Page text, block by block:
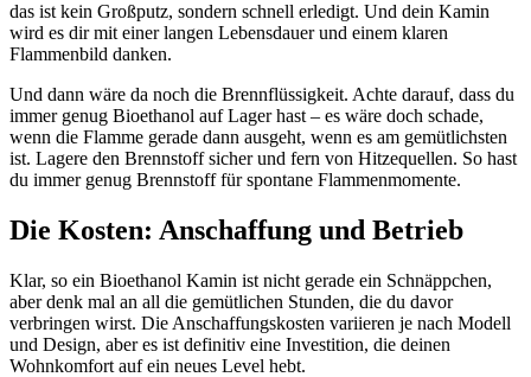
das ist kein Großputz, sondern schnell erledigt. Und dein Kamin
wird es dir mit einer langen Lebensdauer und einem klaren
Flammenbild danken.
Und dann wäre da noch die Brennflüssigkeit. Achte darauf, dass du
immer genug Bioethanol auf Lager hast – es wäre doch schade,
wenn die Flamme gerade dann ausgeht, wenn es am gemütlichsten
ist. Lagere den Brennstoff sicher und fern von Hitzequellen. So hast
du immer genug Brennstoff für spontane Flammenmomente.
Die Kosten: Anschaffung und Betrieb
Klar, so ein Bioethanol Kamin ist nicht gerade ein Schnäppchen,
aber denk mal an all die gemütlichen Stunden, die du davor
verbringen wirst. Die Anschaffungskosten variieren je nach Modell
und Design, aber es ist definitiv eine Investition, die deinen
Wohnkomfort auf ein neues Level hebt.